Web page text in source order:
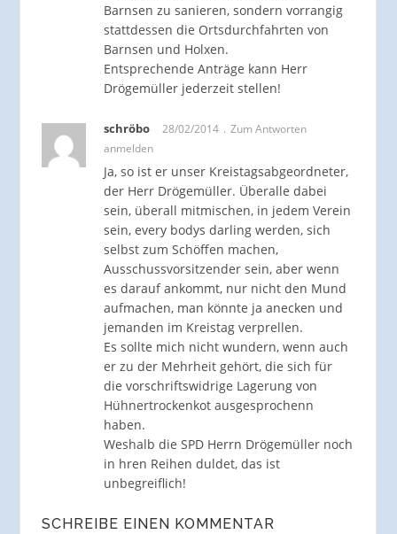
Barnsen zu sanieren, sondern vorrangig
stattdessen die Ortsdurchfahrten von
Barnsen und Holxen.
Entsprechende Anträge kann Herr
Drögemüller jederzeit stellen!
schröbo 28/02/2014
Zum Antworten
anmelden
Ja, so ist er unser Kreistagsabgeordneter,
der Herr Drögemüller. Überalle dabei
sein, überall mitmischen, in jedem Verein
sein, every bodys darling werden, sich
selbst zum Schöffen machen,
Ausschussvorsitzender sein, aber wenn
es darauf ankommt, nur nicht den Mund
aufmachen, man könnte ja anecken und
jemanden im Kreistag verprellen.
Es sollte mich nicht wundern, wenn auch
er zu der Mehrheit gehört, die sich für
die vorschriftswidrige Lagerung von
Hühnertrockenkot ausgesprochenn
haben.
Weshalb die SPD Herrn Drögemüller noch
in hren Reihen duldet, das ist
unbegreiflich!
SCHREIBE EINEN KOMMENTAR